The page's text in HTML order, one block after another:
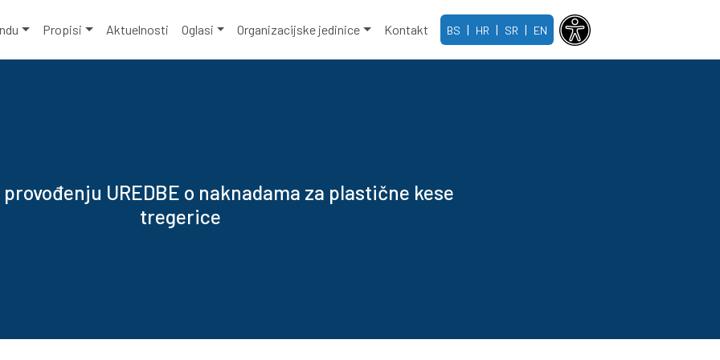
Propisi Aktuelnosti Oglasi Organizacijske jedinice Kontakt BS | HR | SR | EN
UREDBE o naknadama za plastične kese
tregerice